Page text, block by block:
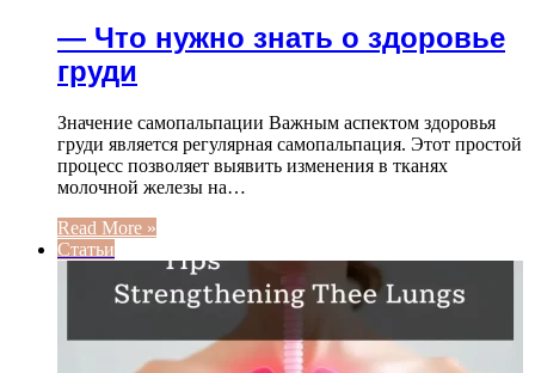
— Что нужно знать о здоровье
груди
Значение самопальпации Важным аспектом здоровья
груди является регулярная самопальпация. Этот простой
процесс позволяет выявить изменения в тканях
молочной железы на…
Read More »
Статьи